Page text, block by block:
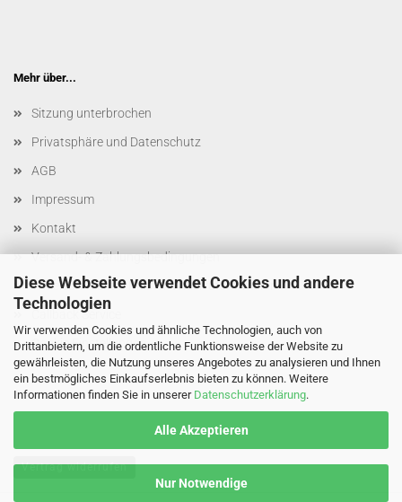
Diese Webseite verwendet Cookies und andere
Technologien
Wir verwenden Cookies und ähnliche Technologien, auch von
Drittanbietern, um die ordentliche Funktionsweise der Website zu
gewährleisten, die Nutzung unseres Angebotes zu analysieren und Ihnen
ein bestmögliches Einkaufserlebnis bieten zu können. Weitere
Informationen finden Sie in unserer Datenschutzerklärung.
Alle Akzeptieren
Nur Notwendige
Mehr über...
Sitzung unterbrochen
Privatsphäre und Datenschutz
AGB
Impressum
Kontakt
Versand- & Zahlungsbedingungen
Widerrufsrecht & Muster-Widerrufsformular
Callback Service
Cookie Einstellungen
Vertrag widerrufen